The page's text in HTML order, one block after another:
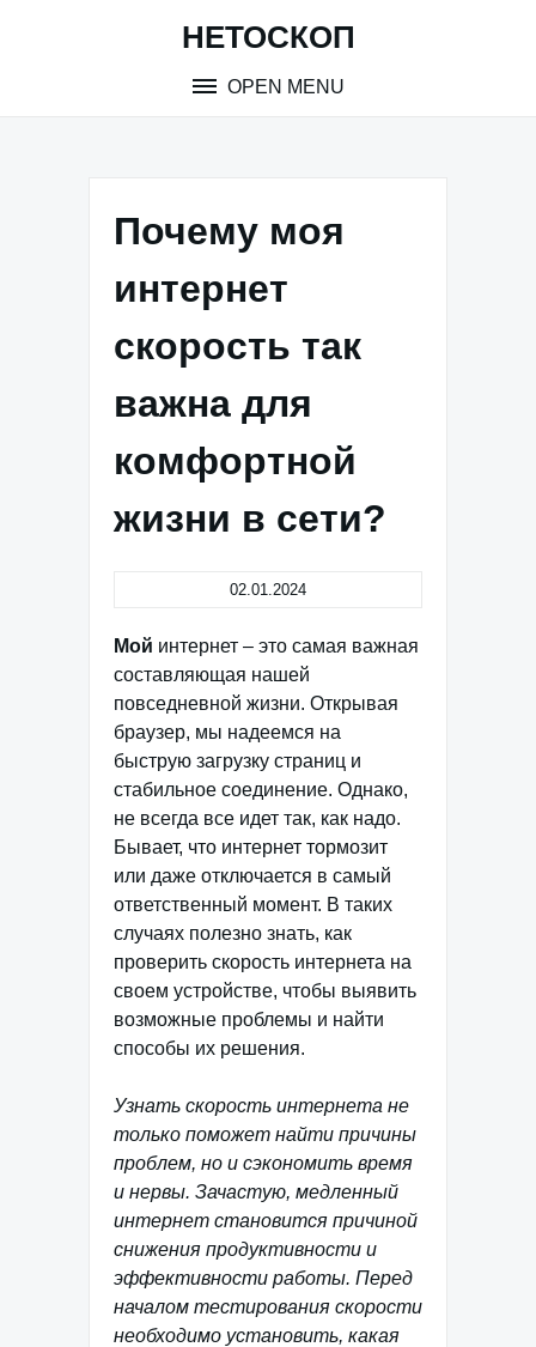
НЕТОСКОП
OPEN MENU
Почему моя
интернет
скорость так
важна для
комфортной
жизни в сети?
02.01.2024
Мой интернет – это самая важная
составляющая нашей
повседневной жизни. Открывая
браузер, мы надеемся на
быструю загрузку страниц и
стабильное соединение. Однако,
не всегда все идет так, как надо.
Бывает, что интернет тормозит
или даже отключается в самый
ответственный момент. В таких
случаях полезно знать, как
проверить скорость интернета на
своем устройстве, чтобы выявить
возможные проблемы и найти
способы их решения.
Узнать скорость интернета не
только поможет найти причины
проблем, но и сэкономить время
и нервы. Зачастую, медленный
интернет становится причиной
снижения продуктивности и
эффективности работы. Перед
началом тестирования скорости
необходимо установить, какая